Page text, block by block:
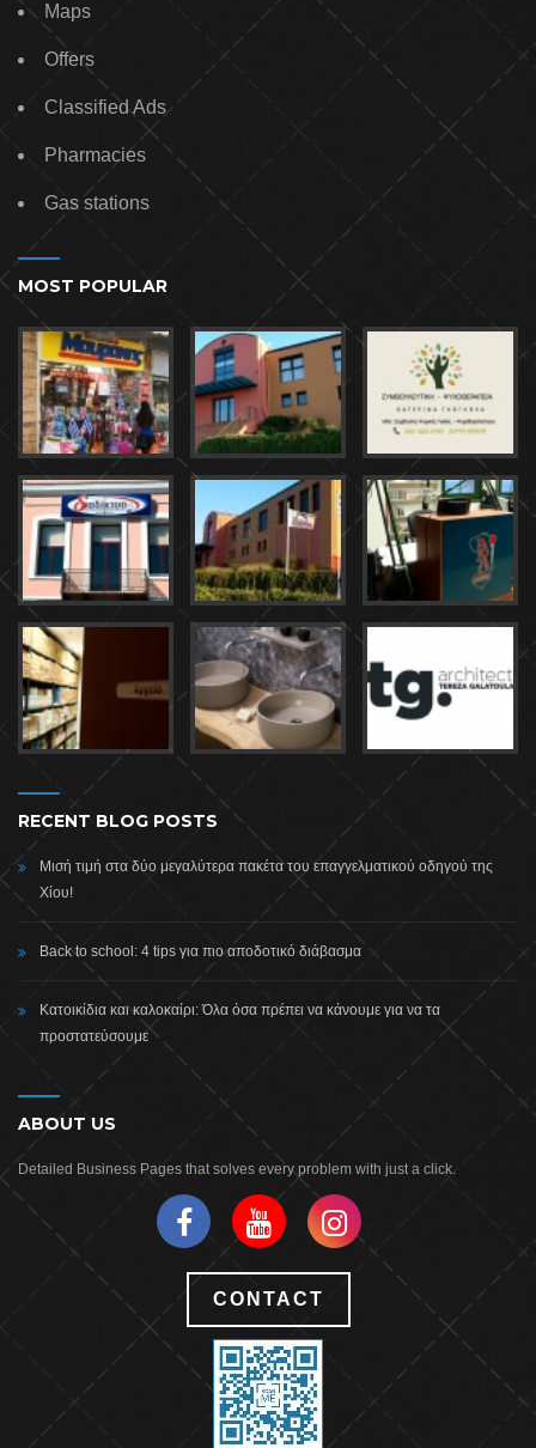
Maps
Offers
Classified Ads
Pharmacies
Gas stations
MOST POPULAR
RECENT BLOG POSTS
Μισή τιμή στα δύο μεγαλύτερα πακέτα του επαγγελματικού οδηγού της
Χίου!
Back to school: 4 tips για πιο αποδοτικό διάβασμα
Κατοικίδια και καλοκαίρι: Όλα όσα πρέπει να κάνουμε για να τα
προστατεύσουμε
ABOUT US
Detailed Business Pages that solves every problem with just a click.
CONTACT